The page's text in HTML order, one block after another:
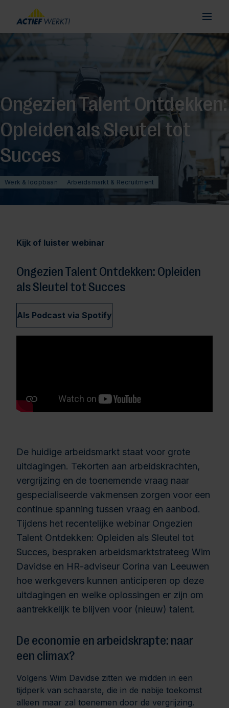
Ongezien Talent Ontdekken:
Opleiden als Sleutel tot
Succes
Werk & loopbaan Arbeidsmarkt & Recruitment
Kijk of luister webinar
Ongezien Talent Ontdekken: Opleiden
als Sleutel tot Succes
Als Podcast via Spotify
De huidige arbeidsmarkt staat voor grote
uitdagingen. Tekorten aan arbeidskrachten,
vergrijzing en de toenemende vraag naar
gespecialiseerde vakmensen zorgen voor een
continue spanning tussen vraag en aanbod.
Tijdens het recentelijke webinar Ongezien
Talent Ontdekken: Opleiden als Sleutel tot
Succes, bespraken arbeidsmarktstrateeg Wim
Davidse en HR-adviseur Corina van Leeuwen
hoe werkgevers kunnen anticiperen op deze
uitdagingen en welke oplossingen er zijn om
aantrekkelijk te blijven voor (nieuw) talent.
De economie en arbeidskrapte: naar
een climax?
Volgens Wim Davidse zitten we midden in een
tijdperk van schaarste, die in de nabije toekomst
alleen maar zal toenemen door de vergrijzing.